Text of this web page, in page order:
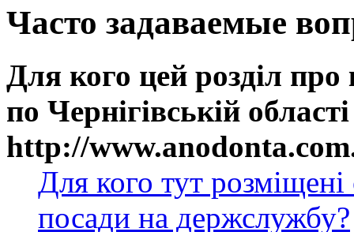
Часто задаваемые
Для кого цей розділ
по Чернігівській
http://
Для кого тут
посади на держслужбу?